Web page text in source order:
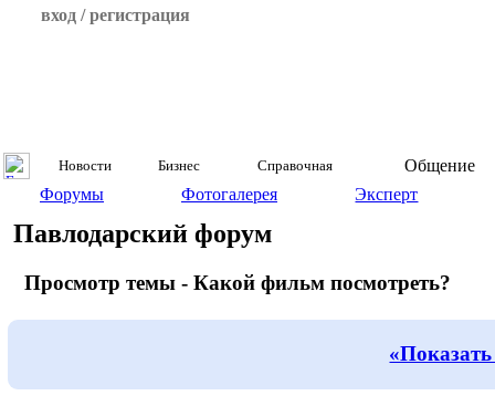
вход / регистрация
Новости Бизнес Справочная
Общение
Форумы
Фотогалерея Эксперт
Павлодарский форум
Просмотр темы - Какой фильм посмотреть?